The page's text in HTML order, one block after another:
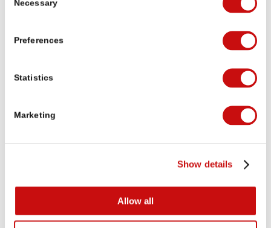
Selection
Necessary
Preferences
Statistics
Marketing
Show details
Allow all
Simplonpass war ganz schön hart mit dem
Umweg wegen Steinschlaggefahr, 20.6 km,
zweiten Etappe im wunderschönen Ort
Wir freuen ins auf das was noch kommt
Weiterlesen
Verifiziert von: Trustindex